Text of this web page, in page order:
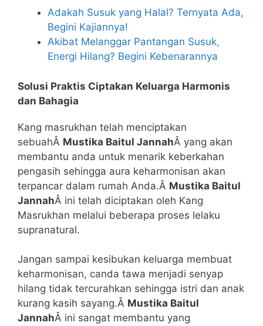
Adakah Susuk yang Halal? Ternyata Ada,
Begini Kajiannya!
Akibat Melanggar Pantangan Susuk,
Energi Hilang? Begini Kebenarannya
Solusi Praktis Ciptakan Keluarga Harmonis
dan Bahagia
Kang masrukhan telah menciptakan
sebuahÂ Mustika Baitul JannahÂ yang akan
membantu anda untuk menarik keberkahan
pengasih sehingga aura keharmonisan akan
terpancar dalam rumah Anda.Â Mustika Baitul
JannahÂ ini telah diciptakan oleh Kang
Masrukhan melalui beberapa proses lelaku
supranatural.
Jangan sampai kesibukan keluarga membuat
keharmonisan, canda tawa menjadi senyap
hilang tidak tercurahkan sehingga istri dan anak
kurang kasih sayang.Â Mustika Baitul
JannahÂ ini sangat membantu yang